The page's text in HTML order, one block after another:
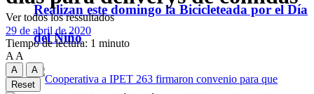
Realizan este domingo la Bicicleteada por el Día
del Niño
Ver todos los ressultados
29 de abril de 2020
Tiempo de lectura: 1 minuto
A A
A
A
Reset